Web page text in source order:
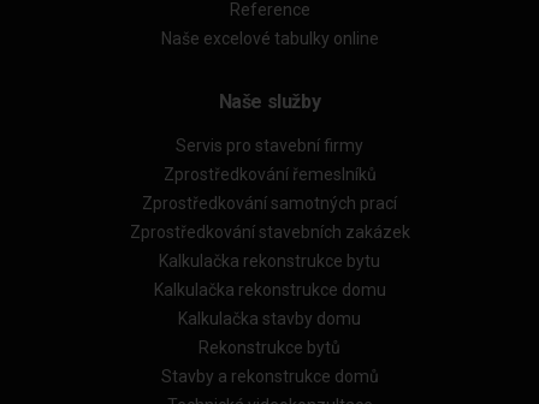
Reference
Naše excelové tabulky online
Naše služby
Servis pro stavební firmy
Zprostředkování řemeslníků
Zprostředkování samotných prací
Zprostředkování stavebních zakázek
Kalkulačka rekonstrukce bytu
Kalkulačka rekonstrukce domu
Kalkulačka stavby domu
Rekonstrukce bytů
Stavby a rekonstrukce domů